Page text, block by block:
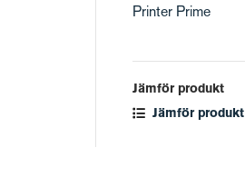
Printer Prime
Jämför produkt
Jämför produkt